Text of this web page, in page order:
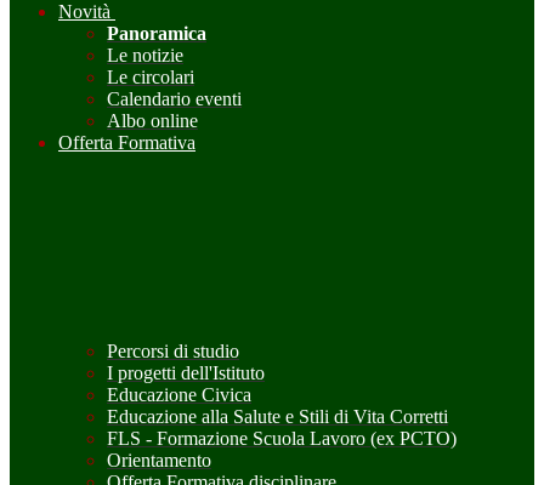
Novità
Panoramica
Le notizie
Le circolari
Calendario eventi
Albo online
Offerta Formativa
Percorsi di studio
I progetti dell'Istituto
Educazione Civica
Educazione alla Salute e Stili di Vita Corretti
FLS - Formazione Scuola Lavoro (ex PCTO)
Orientamento